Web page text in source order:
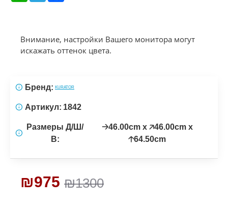
Внимание, настройки Вашего монитора могут
искажать оттенок цвета.
₪1300
₪975
Бренд: KURATOR
Артикул: 1842
Размеры Д/Ш/
В:
🡢46.00cm x 🡥46.00cm x
🡡64.50cm